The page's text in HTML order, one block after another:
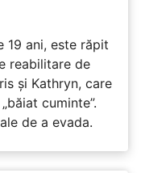
19 ani, este răpit
reabilitare de
și Kathryn, care
cuminte”.
de a evada.